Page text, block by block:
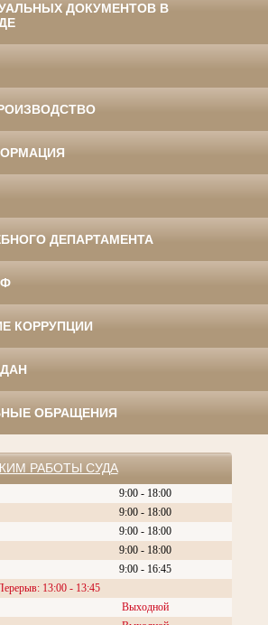
ДОКУМЕНТОВ В
ДЕПАРТАМЕНТА
КОРРУПЦИИ
ОБРАЩЕНИЯ
РАБОТЫ СУДА
9:00 - 18:00
9:00 - 18:00
9:00 - 18:00
9:00 - 18:00
9:00 - 16:45
13:00 - 13:45
Выходной